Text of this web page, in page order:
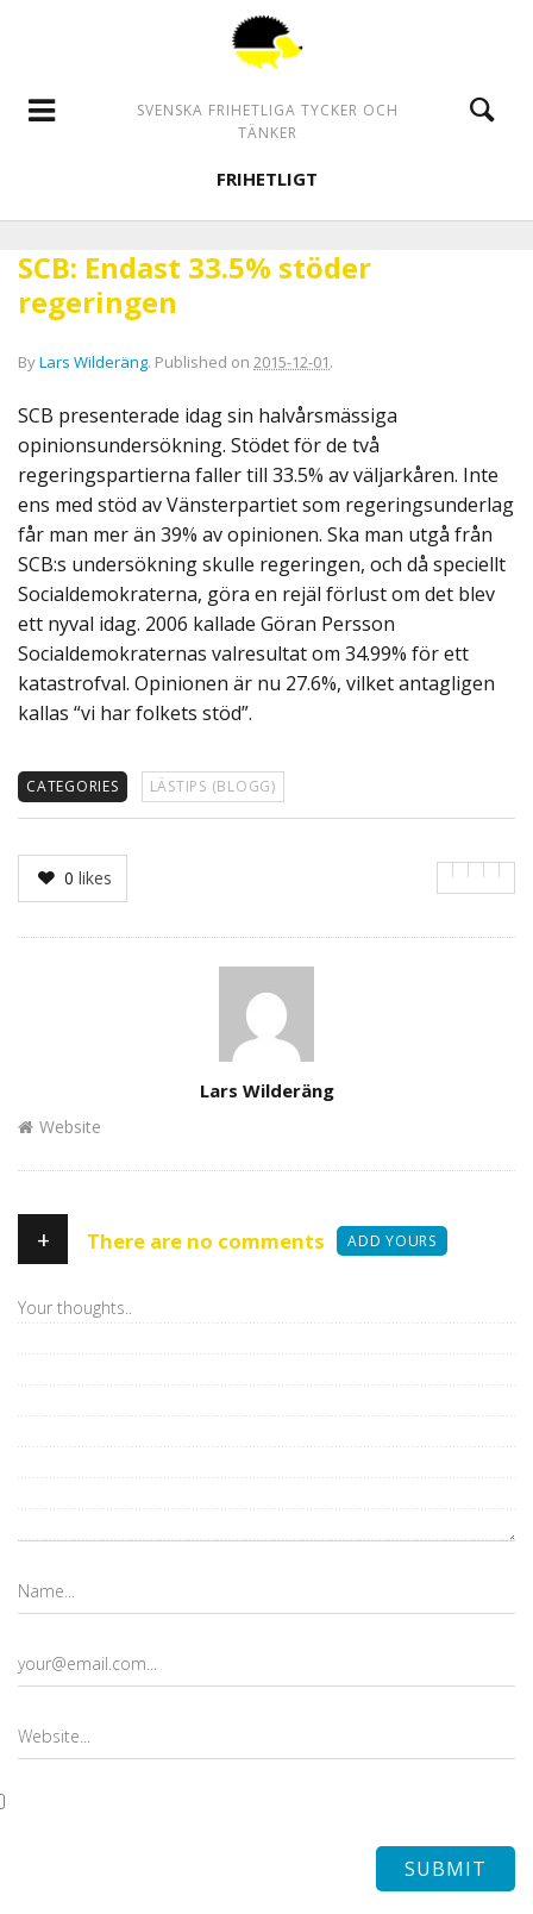
SVENSKA FRIHETLIGA TYCKER OCH
TÄNKER
FRIHETLIGT
SCB: Endast 33.5% stöder
regeringen
ByLars Wilderäng. Published on 2015-12-01.
SCB presenterade idag sin halvårsmässiga
opinionsundersökning. Stödet för de två
regeringspartierna faller till 33.5% av väljarkåren. Inte
ens med stöd av Vänsterpartiet som regeringsunderlag
får man mer än 39% av opinionen. Ska man utgå från
SCB:s undersökning skulle regeringen, och då speciellt
Socialdemokraterna, göra en rejäl förlust om det blev
ett nyval idag. 2006 kallade Göran Persson
Socialdemokraternas valresultat om 34.99% för ett
katastrofval. Opinionen är nu 27.6%, vilket antagligen
kallas “vi har folkets stöd”.
CATEGORIES LÄSTIPS (BLOGG)
0 likes
Lars Wilderäng
Website
+ There are no comments ADD YOURS